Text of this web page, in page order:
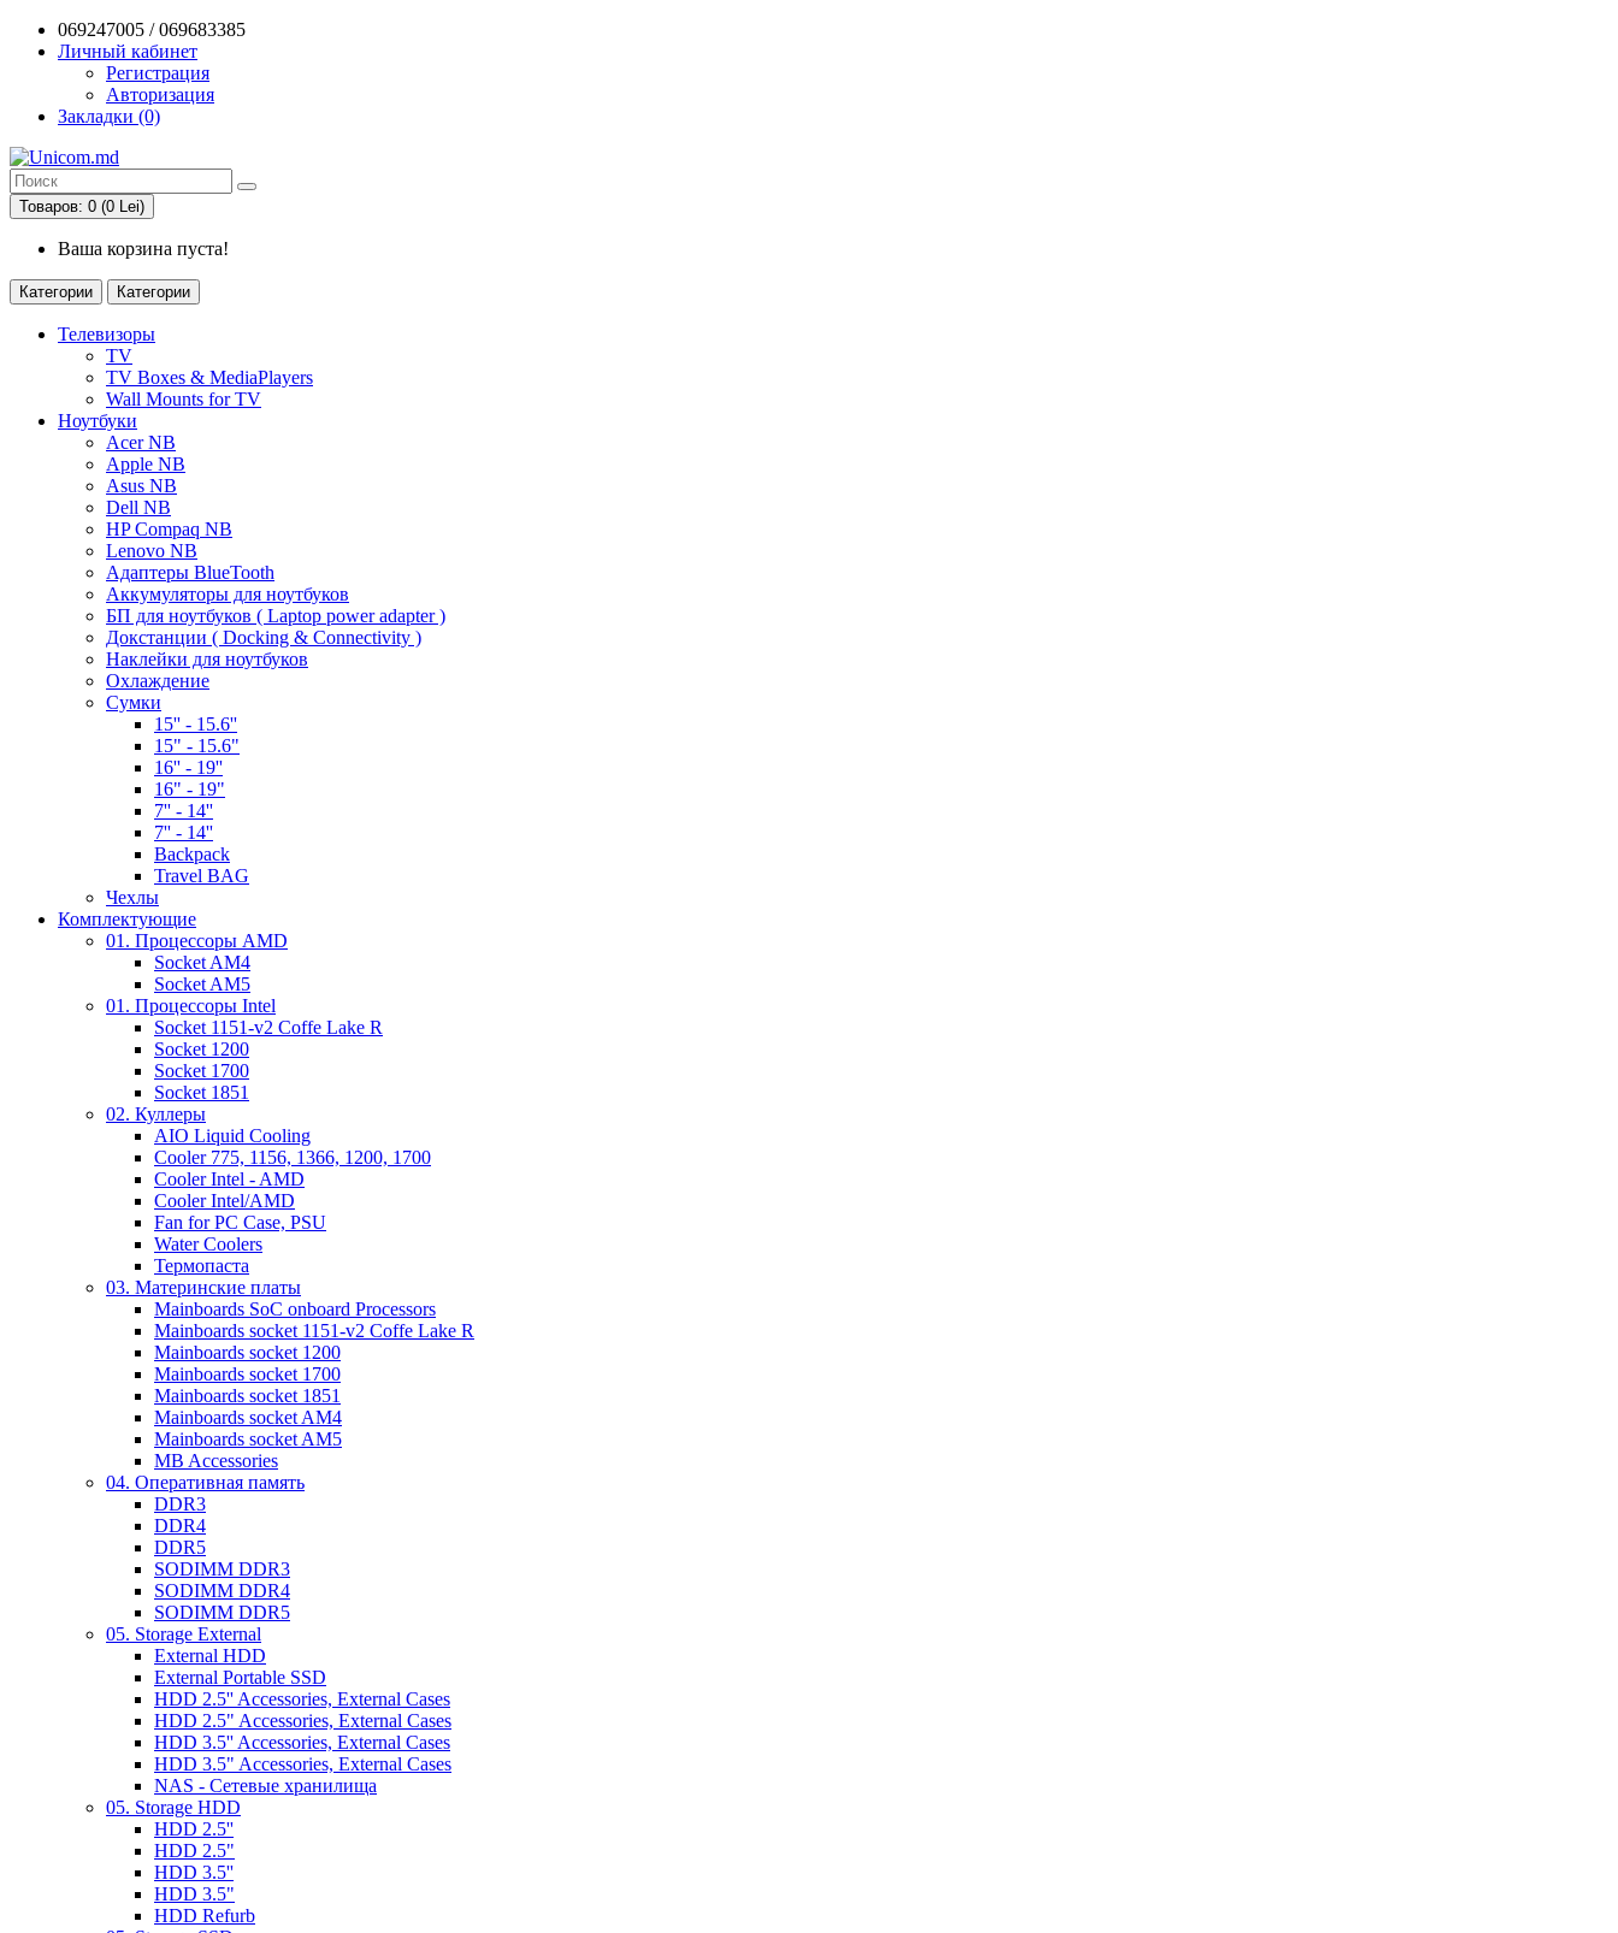
069247005 / 069683385
Личный кабинет
Регистрация
Авторизация
Закладки (0)
Товаров: 0 (0 Lei)
Ваша корзина пуста!
Категории Категории
Телевизоры
TV
TV Boxes & MediaPlayers
Wall Mounts for TV
Ноутбуки
Acer NB
Apple NB
Asus NB
Dell NB
HP Compaq NB
Lenovo NB
Адаптеры BlueTooth
Аккумуляторы для ноутбуков
БП для ноутбуков ( Laptop power adapter )
Докстанции ( Docking & Connectivity )
Наклейки для ноутбуков
Охлаждение
Сумки
15'' - 15.6''
15" - 15.6"
16'' - 19''
16" - 19"
7'' - 14''
7'' - 14''
Backpack
Travel BAG
Чехлы
Комплектующие
01. Процессоры AMD
Socket AM4
Socket AM5
01. Процессоры Intel
Socket 1151-v2 Coffe Lake R
Socket 1200
Socket 1700
Socket 1851
02. Куллеры
AIO Liquid Cooling
Cooler 775, 1156, 1366, 1200, 1700
Cooler Intel - AMD
Cooler Intel/AMD
Fan for PC Case, PSU
Water Coolers
Термопаста
03. Материнские платы
Mainboards SoC onboard Processors
Mainboards socket 1151-v2 Coffe Lake R
Mainboards socket 1200
Mainboards socket 1700
Mainboards socket 1851
Mainboards socket AM4
Mainboards socket AM5
MB Accessories
04. Оперативная память
DDR3
DDR4
DDR5
SODIMM DDR3
SODIMM DDR4
SODIMM DDR5
05. Storage External
External HDD
External Portable SSD
HDD 2.5'' Accessories, External Cases
HDD 2.5" Accessories, External Cases
HDD 3.5'' Accessories, External Cases
HDD 3.5" Accessories, External Cases
NAS - Сетевые хранилища
05. Storage HDD
HDD 2.5''
HDD 2.5"
HDD 3.5''
HDD 3.5"
HDD Refurb